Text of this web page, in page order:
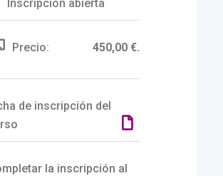
Inscripción abierta
Precio: 450,00 €.
de inscripción del
la inscripción al